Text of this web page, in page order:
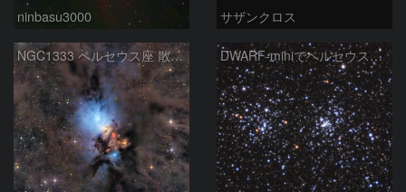
ninbasu3000 サザンクロス
NGC1333 ペルセウス座 散光星雲 DWARF-miniでペルセウス座の二重星団